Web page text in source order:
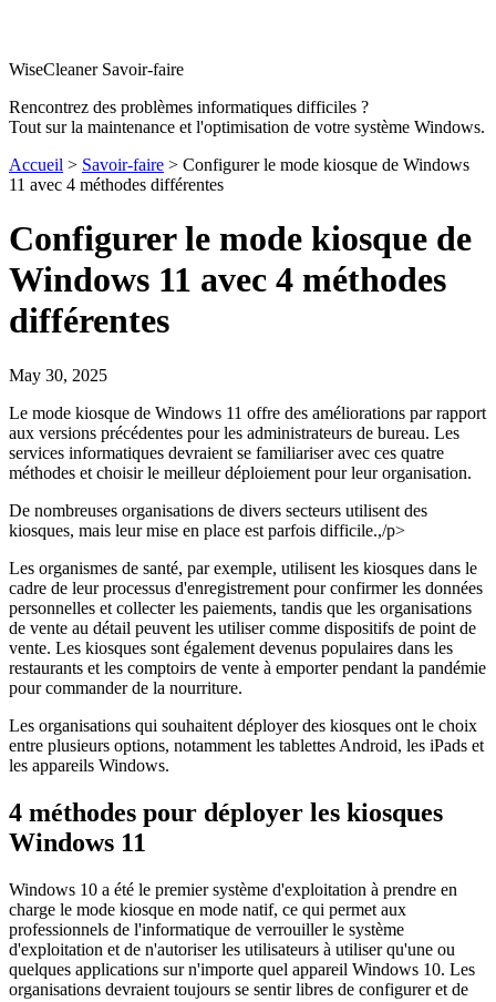
WiseCleaner Savoir-faire
Rencontrez des problèmes informatiques difficiles ?
Tout sur la maintenance et l'optimisation de votre système Windows.
Accueil > Savoir-faire > Configurer le mode kiosque de Windows
11 avec 4 méthodes différentes
Configurer le mode kiosque de
Windows 11 avec 4 méthodes
différentes
May 30, 2025
Le mode kiosque de Windows 11 offre des améliorations par rapport
aux versions précédentes pour les administrateurs de bureau. Les
services informatiques devraient se familiariser avec ces quatre
méthodes et choisir le meilleur déploiement pour leur organisation.
De nombreuses organisations de divers secteurs utilisent des
kiosques, mais leur mise en place est parfois difficile.,/p>
Les organismes de santé, par exemple, utilisent les kiosques dans le
cadre de leur processus d'enregistrement pour confirmer les données
personnelles et collecter les paiements, tandis que les organisations
de vente au détail peuvent les utiliser comme dispositifs de point de
vente. Les kiosques sont également devenus populaires dans les
restaurants et les comptoirs de vente à emporter pendant la pandémie
pour commander de la nourriture.
Les organisations qui souhaitent déployer des kiosques ont le choix
entre plusieurs options, notamment les tablettes Android, les iPads et
les appareils Windows.
4 méthodes pour déployer les kiosques
Windows 11
Windows 10 a été le premier système d'exploitation à prendre en
charge le mode kiosque en mode natif, ce qui permet aux
professionnels de l'informatique de verrouiller le système
d'exploitation et de n'autoriser les utilisateurs à utiliser qu'une ou
quelques applications sur n'importe quel appareil Windows 10. Les
organisations devraient toujours se sentir libres de configurer et de